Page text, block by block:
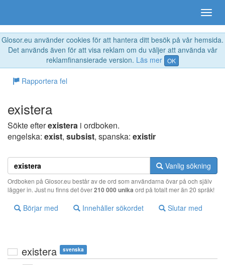
Glosor.eu använder cookies för att hantera ditt besök på vår hemsida.
Det används även för att visa reklam om du väljer att använda vår
reklamfinansierade version. Läs mer OK
Rapportera fel
existera
Sökte efterexistera i ordboken.
engelska: exist, subsist, spanska: existir
Vanlig sökning
Ordboken på Glosor.eu består av de ord som användarna övar på och själv
lägger in. Just nu finns det över210 000 unika ord på totalt mer än 20 språk!
Börjar med Innehåller sökordet Slutar med
existera svenska